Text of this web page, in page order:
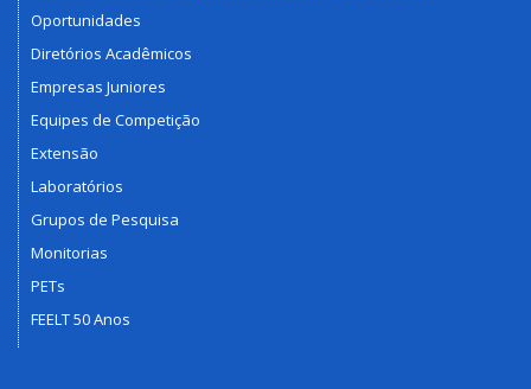
Oportunidades
Diretórios Acadêmicos
Empresas Juniores
Equipes de Competição
Extensão
Laboratórios
Grupos de Pesquisa
Monitorias
PETs
FEELT 50 Anos